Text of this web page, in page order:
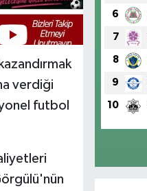
verdiği
futbol
6
7
8
9
10